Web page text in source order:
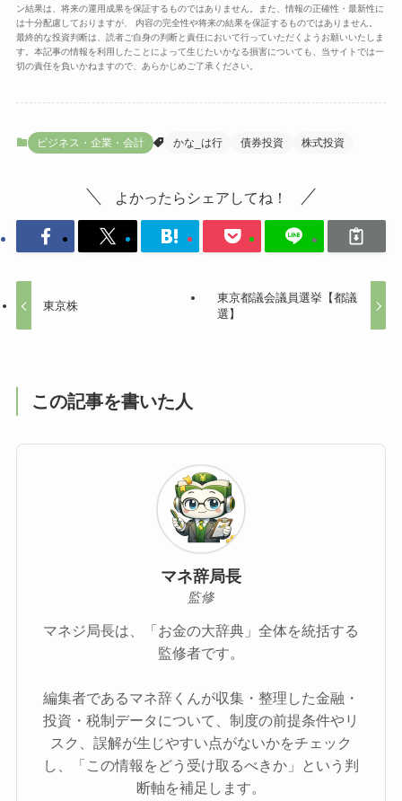
ン結果は、将来の運用成果を保証するものではありません。また、情報の正確性・最新性に
は十分配慮しておりますが、 内容の完全性や将来の結果を保証するものではありません。
最終的な投資判断は、読者ご自身の判断と責任において行っていただくようお願いいたしま
す。本記事の情報を利用したことによって生じたいかなる損害についても、当サイトでは一
切の責任を負いかねますので、あらかじめご了承ください。
ビジネス・企業・会計 かな_は行 債券投資 株式投資
よかったらシェアしてね！
東京株
東京都議会議員選挙【都議
選】
この記事を書いた人
マネ辞局長
監修
マネジ局長は、「お金の大辞典」全体を統括する
監修者です。
編集者であるマネ辞くんが収集・整理した金融・
投資・税制データについて、制度の前提条件やリ
スク、誤解が生じやすい点がないかをチェック
し、「この情報をどう受け取るべきか」という判
断軸を補足します。